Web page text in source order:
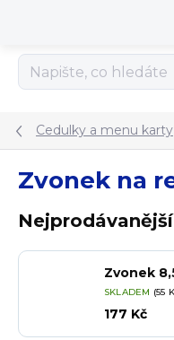
Cedulky a menu karty
Zvonek na
Nejprodávanější
Zvonek
SKLADEM (55
177 Kč